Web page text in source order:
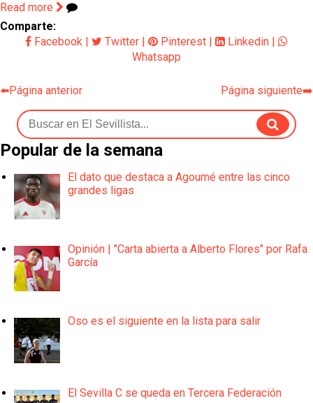
Read more
Comparte:
Facebook
Twitter Pinterest Linkedin
Whatsapp
⬅️Página anterior Página siguiente➡️
Popular de la semana
El dato que destaca a Agoumé entre las cinco
grandes ligas
Opinión | "Carta abierta a Alberto Flores" por Rafa
García
Oso es el siguiente en la lista para salir
El Sevilla C se queda en Tercera Federación